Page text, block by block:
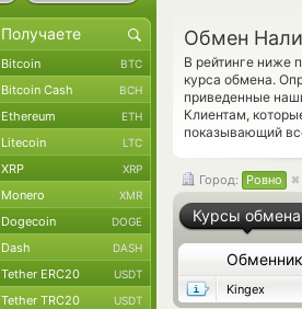
Обмен
В рейтинге ниже
курса обмена.
приведенные
Клиентам,
показывающий
Город: Ровно
Курсы обмена
Обменник
Kingex
Bitcoin BTC
Bitcoin Cash BCH
Ethereum ETH
Litecoin LTC
XRP XRP
Monero XMR
Dogecoin DOGE
Dash DASH
Tether ERC20 USDT
Tether TRC20 USDT